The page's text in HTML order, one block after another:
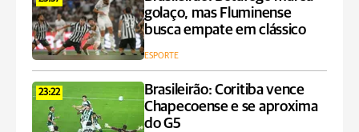
golaço, mas Fluminense
busca empate em clássico
ESPORTE
23:22
Brasileirão: Coritiba vence
Chapecoense e se aproxima
do G5